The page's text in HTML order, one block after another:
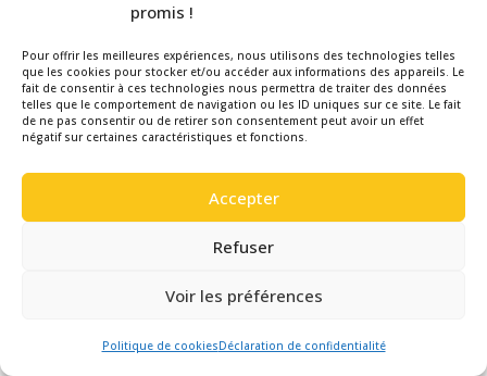
promis !
Pour offrir les meilleures expériences, nous utilisons des technologies telles
que les cookies pour stocker et/ou accéder aux informations des appareils. Le
fait de consentir à ces technologies nous permettra de traiter des données
telles que le comportement de navigation ou les ID uniques sur ce site. Le fait
de ne pas consentir ou de retirer son consentement peut avoir un effet
négatif sur certaines caractéristiques et fonctions.
Accepter
Refuser
Voir les préférences
Politique de cookiesDéclaration de confidentialité
CONVAINCS-MOI !